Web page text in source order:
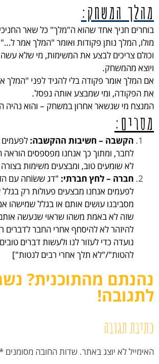
מהלך המשחק:
בוחרים חניך אחד שהוא ה"מלך" כל שאר
מולו, המלך נותן פקודות ואומר "המלך אמר ל…"
וכולם צריכים לבצע את המשימות, מי שלא
ויוצא מהמשחק.
אם המלך אומר פקודה בלי להגיד לפני "המלך
את הפקודה, ומי שמבצע אותה נפסל.
המנצח מי שנשאר אחרון במשחק – והוא
מסרים:
הקשבה – חשיבות ההקשבה: לפעמים
לחבר, ומתוך כך אנחנו מפספסים הוראה
לא שומעים טוב, ומבצעים משימות
חברה – לחץ חברתי: "דג ששׂוֹחה עם
לפעמים אנחנו מבצעים פעולות רק
מסביבנו עושים אותם או בגלל שמישהו
שזה לא באמת משהו שראוי שנעשה
להיזהר לא להיסחף אחרי החבר לדברים
נועדה כדי לעזור לנו ולעשות דברים
להטות"/"לא תלך אחרי רבים לנטות"]
נהנתם מהתוכנית?
לתגובה!
כתיבת תגובה
האימייל לא יוצג באתר. שדות החובה מסומנים